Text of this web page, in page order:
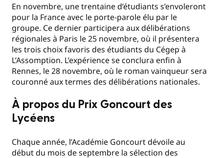
En novembre, une trentaine d’étudiants s’envoleront
pour la France avec le porte-parole élu par le
groupe. Ce dernier participera aux délibérations
régionales à Paris le 25 novembre, où il présentera
les trois choix favoris des étudiants du Cégep à
L’Assomption. L’expérience se conclura enfin à
Rennes, le 28 novembre, où le roman vainqueur sera
couronné aux termes des délibérations nationales.
À propos du Prix Goncourt des
Lycéens
Chaque année, l’Académie Goncourt dévoile au
début du mois de septembre la sélection des